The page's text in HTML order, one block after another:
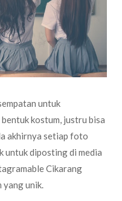
untuk
kostum, justru bisa
akhirnya setiap foto
untuk diposting di media
Cikarang
yang unik.